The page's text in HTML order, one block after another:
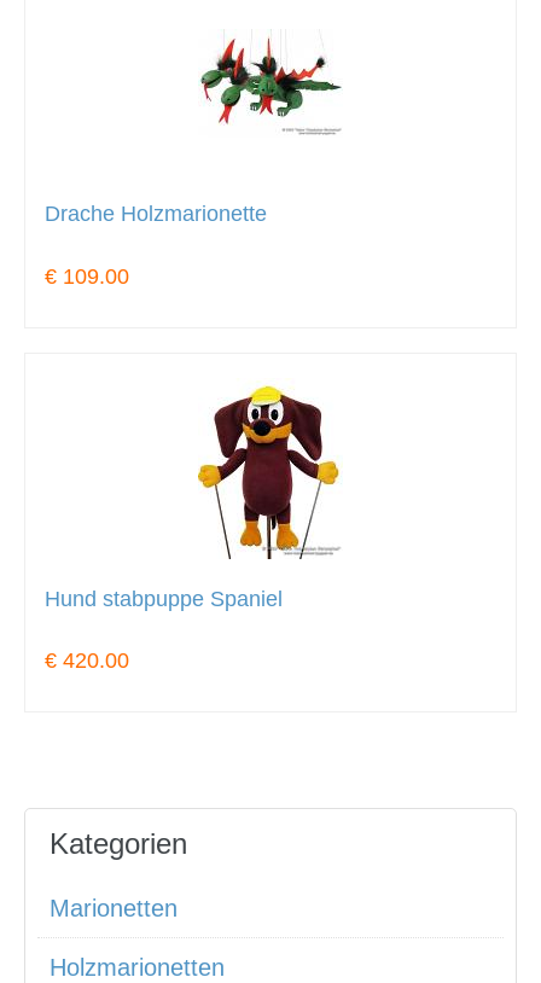
Drache Holzmarionette
€ 109.00
Hund stabpuppe Spaniel
€ 420.00
Kategorien
Marionetten
Holzmarionetten